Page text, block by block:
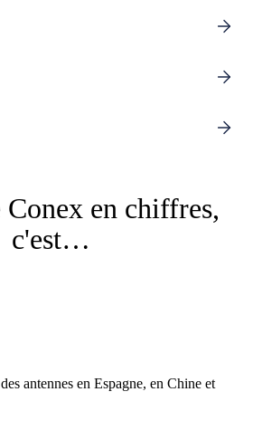
en chiffres,
c'est…
antennes en Espagne, en Chine et